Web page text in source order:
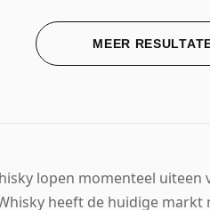
MEER
lopen momenteel
heeft de huidige